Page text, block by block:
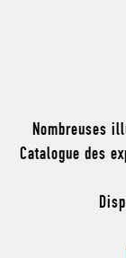
Nombreuses
Catalogue des